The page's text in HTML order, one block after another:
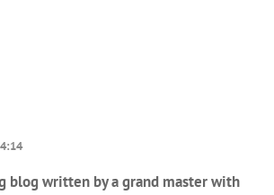
blog written by a grand master with